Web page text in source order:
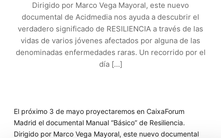
Dirigido por Marco Vega Mayoral, este nuevo
documental de Acidmedia nos ayuda a descubrir el
verdadero significado de RESILIENCIA a través de las
vidas de varios jóvenes afectados por alguna de las
denominadas enfermedades raras. Un recorrido por el
día […]
El próximo 3 de mayo proyectaremos en CaixaForum
Madrid el documental Manual “Básico” de Resiliencia.
Dirigido por Marco Vega Mayoral, este nuevo documental